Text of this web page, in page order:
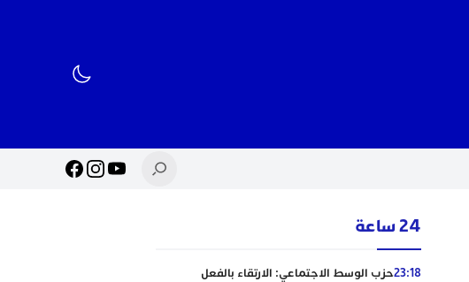
24 ساعة
23:18حزب الوسط الاجتماعي: الارتقاء بالفعل